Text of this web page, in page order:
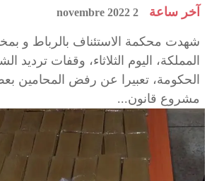
آخر ساعة 2 novembre 2022
شهدت محكمة الاستئناف بالرباط و
المملكة، اليوم الثلاثاء، وقفات ترديد
الحكومة، تعبيرا عن رفض المحامين
مشروع قانون...